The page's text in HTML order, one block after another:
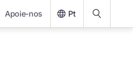
Apoie-nos Pt